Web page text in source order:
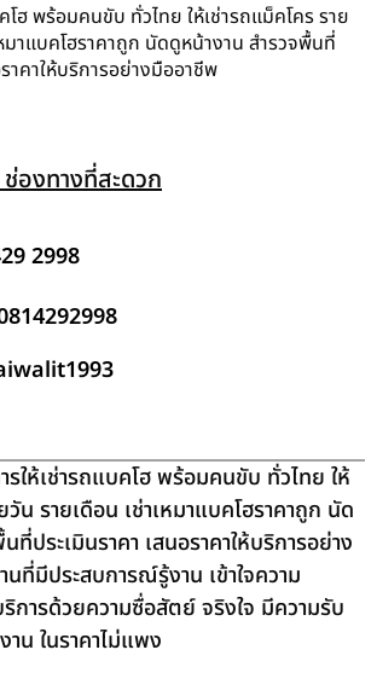
โฮ พร้อมคนขับ ทั่วไทย ให้เช่ารถแม็คโคร ราย
มาแบคโฮราคาถูก นัดดูหน้างาน สำรวจพื้นที่
าคาให้บริการอย่างมืออาชีพ
องทางที่สะดวก
2998
ให้เช่ารถแบคโฮ พร้อมคนขับ ทั่วไทย ให้
วัน รายเดือน เช่าเหมาแบคโฮราคาถูก นัด
ที่ประเมินราคา เสนอราคาให้บริการอย่าง
ที่มีประสบการณ์รู้งาน เข้าใจความ
การด้วยความซื่อสัตย์ จริงใจ มีความรับ
น ในราคาไม่แพง